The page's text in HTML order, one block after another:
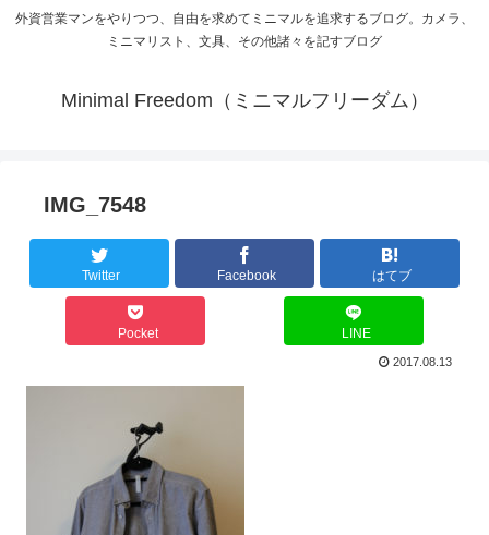
外資営業マンをやりつつ、自由を求めてミニマルを追求するブログ。カメラ、
ミニマリスト、文具、その他諸々を記すブログ
Minimal Freedom（ミニマルフリーダム）
IMG_7548
Twitter Facebook はてブ
Pocket LINE
2017.08.13